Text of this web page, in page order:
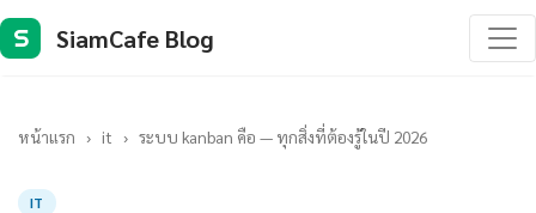
S SiamCafe Blog
หน้าแรก › it › ระบบ kanban คือ — ทุกสิ่งที่ต้องรู้ในปี 2026
IT